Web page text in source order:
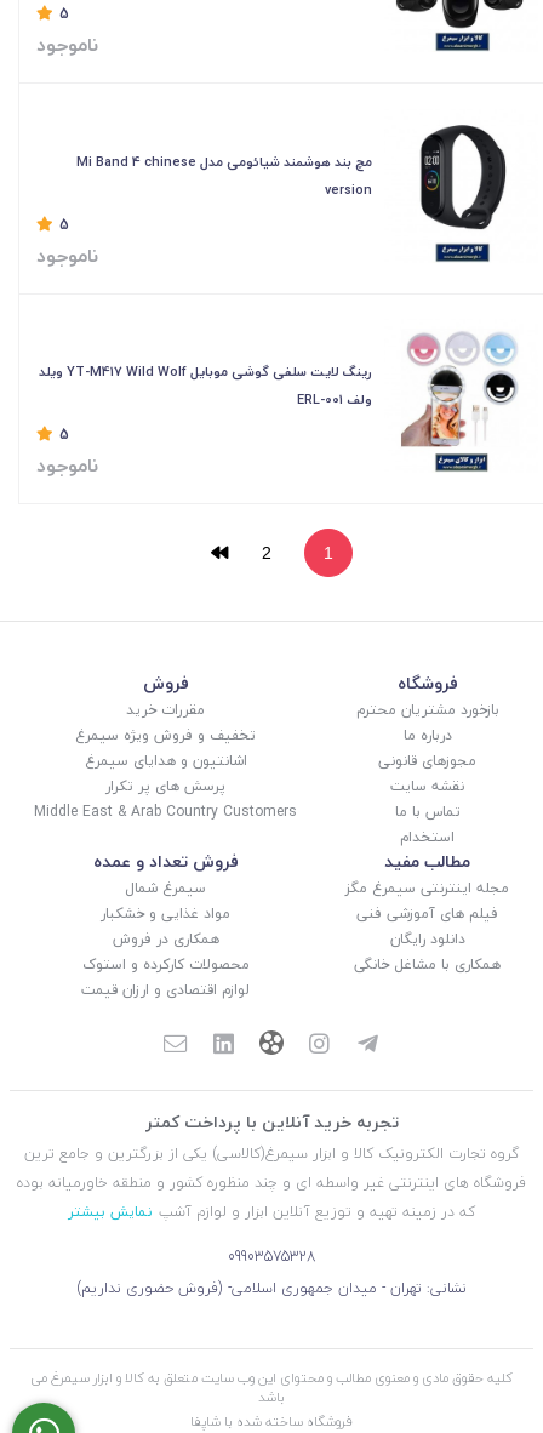
5
ناموجود
مچ بند هوشمند شیائومی مدل Mi Band 4 chinese
version
5
ناموجود
رینگ لایت سلفی گوشی موبایل YT-M417 Wild Wolf‌ ویلد
ولف ERL-001
5
ناموجود
1
2
فروشگاه
بازخورد مشتریان محترم
درباره ما
مجوزهای قانونی
نقشه سایت
تماس با ما
استخدام
فروش
مقررات خرید
تخفیف و فروش ویژه سیمرغ
اشانتیون و هدایای سیمرغ
پرسش های پر تکرار
Middle East & Arab Country Customers
مطالب مفید
مجله اینترنتی سیمرغ مگز
فیلم های آموزشی فنی
دانلود رایگان
همکاری با مشاغل خانگی
فروش تعداد و عمده
سیمرغ شمال
مواد غذایی و خشکبار
همکاری در فروش
محصولات کارکرده و استوک
لوازم اقتصادی و ارزان قیمت
تجربه خرید آنلاین با پرداخت کمتر
گروه تجارت الکترونیک کالا و ابزار سیمرغ(کالاسی) یکی از بزرگترین و جامع ترین
فروشگاه های اینترنتی غیر واسطه ای و چند منظوره کشور و منطقه خاورمیانه بوده
که در زمینه تهیه و توزیع آنلاین ابزار و لوازم آشپ نمایش بیشتر
09903575328
نشانی: تهران - میدان جمهوری اسلامی- (فروش حضوری نداریم)
کلیه حقوق مادی و معنوی مطالب و محتوای این وب سایت متعلق به کالا و ابزار سیمرغ می
باشد
فروشگاه ساخته شده با شاپفا